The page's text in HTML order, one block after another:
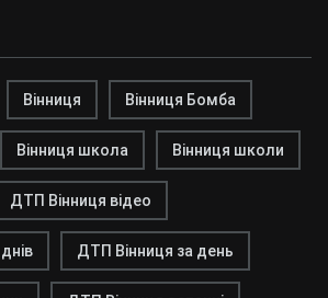
Вінниця Вінниця Бомба
Вінниця школа Вінниця школи
ДТП Вінниця відео
ДТП Вінниця за день